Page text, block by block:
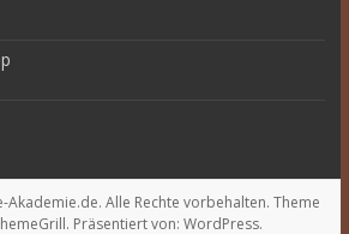
Akademie.de. Alle Rechte vorbehalten. Theme
Präsentiert von: WordPress.